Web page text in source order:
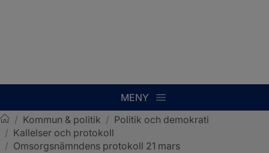
MENY
Sotenäs kommun
/ Kommun & politik / Politik och demokrati
/ Kallelser och protokoll
/ Omsorgsnämndens protokoll 21 mars